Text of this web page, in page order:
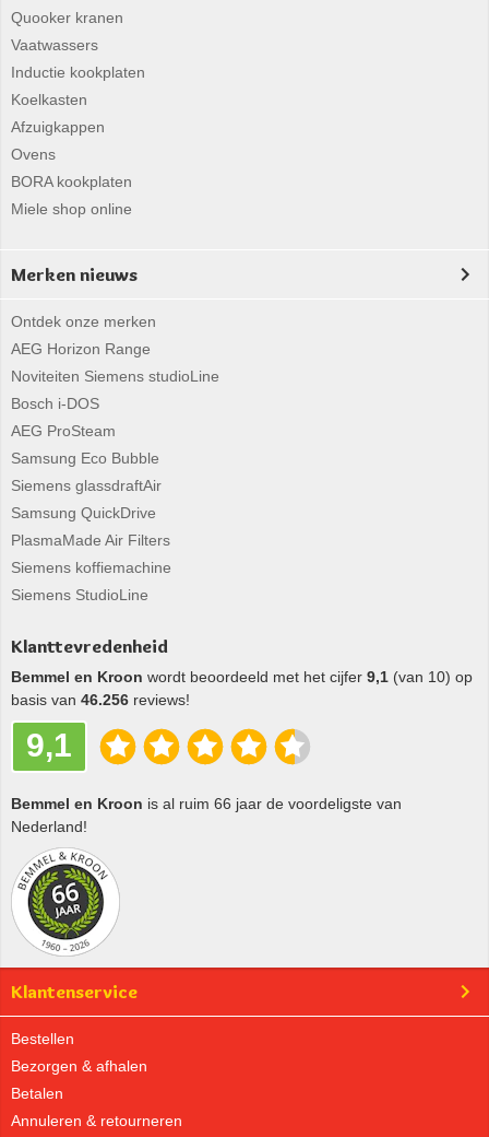
Quooker kranen
Vaatwassers
Inductie kookplaten
Koelkasten
Afzuigkappen
Ovens
BORA kookplaten
Miele shop online
Merken nieuws
Ontdek onze merken
AEG Horizon Range
Noviteiten Siemens studioLine
Bosch i-DOS
AEG ProSteam
Samsung Eco Bubble
Siemens glassdraftAir
Samsung QuickDrive
PlasmaMade Air Filters
Siemens koffiemachine
Siemens StudioLine
Klanttevredenheid
Bemmel en Kroon wordt beoordeeld met het cijfer 9,1 (van 10) op
basis van 46.256 reviews!
9,1
Bemmel en Kroon is al ruim 66 jaar de voordeligste van
Nederland!
Klantenservice
Bestellen
Bezorgen & afhalen
Betalen
Annuleren & retourneren